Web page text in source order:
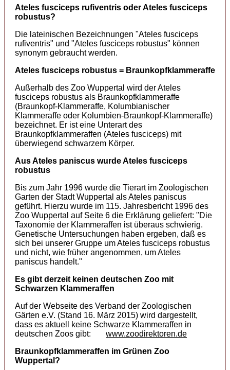
Ateles fusciceps rufiventris oder Ateles fusciceps
robustus?
Die lateinischen Bezeichnungen "Ateles fusciceps
rufiventris" und "Ateles fusciceps robustus" können
synonym gebraucht werden.
Ateles fusciceps robustus = Braunkopfklammeraffe
Außerhalb des Zoo Wuppertal wird der Ateles
fusciceps robustus als Braunkopfklammeraffe
(Braunkopf-Klammeraffe, Kolumbianischer
Klammeraffe oder Kolumbien-Braunkopf-Klammeraffe)
bezeichnet. Er ist eine Unterart des
Braunkopfklammeraffen (Ateles fusciceps) mit
überwiegend schwarzem Körper.
Aus Ateles paniscus wurde Ateles fusciceps
robustus
Bis zum Jahr 1996 wurde die Tierart im Zoologischen
Garten der Stadt Wuppertal als Ateles paniscus
geführt. Hierzu wurde im 115. Jahresbericht 1996 des
Zoo Wuppertal auf Seite 6 die Erklärung geliefert: "Die
Taxonomie der Klammeraffen ist überaus schwierig.
Genetische Untersuchungen haben ergeben, daß es
sich bei unserer Gruppe um Ateles fusciceps robustus
und nicht, wie früher angenommen, um Ateles
paniscus handelt."
Es gibt derzeit keinen deutschen Zoo mit
Schwarzen Klammeraffen
Auf der Webseite des Verband der Zoologischen
Gärten e.V. (Stand 16. März 2015) wird dargestellt,
dass es aktuell keine Schwarze Klammeraffen in
deutschen Zoos gibt:
www.zoodirektoren.de
Braunkopfklammeraffen im Grünen Zoo
Wuppertal?